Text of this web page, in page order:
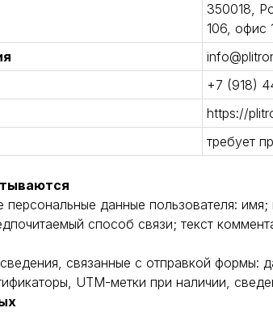
350018,
106, офис
+7 (918)
https://
требует
данные пользователя:
способ связи; текст
связанные с отправкой формы:
UTM-метки при наличии,